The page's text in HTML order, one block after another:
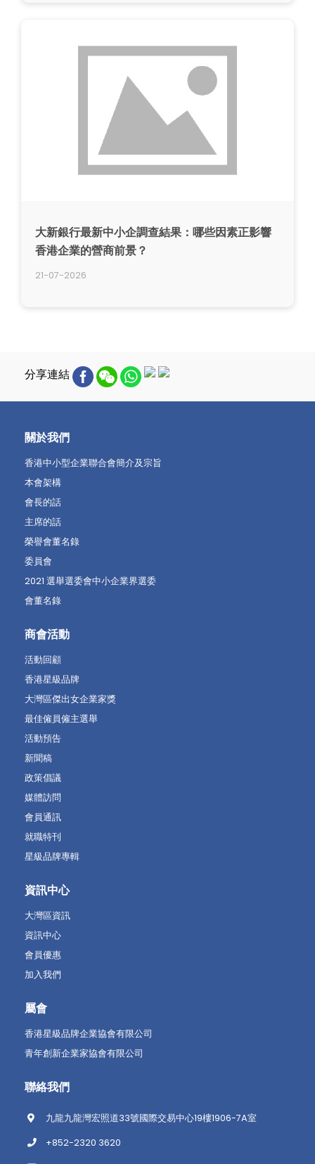
大新銀行最新中小企調查結果：哪些因素正影響
香港企業的營商前景？
21-07-2026
分享連結
關於我們
香港中小型企業聯合會簡介及宗旨
本會架構
會長的話
主席的話
榮譽會董名錄
委員會
2021 選舉選委會中小企業界選委
會董名錄
商會活動
活動回顧
香港星級品牌
大灣區傑出女企業家獎
最佳僱員僱主選舉
活動預告
新聞稿
政策倡議
媒體訪問
會員通訊
就職特刊
星級品牌專輯
資訊中心
大灣區資訊
資訊中心
會員優惠
加入我們
屬會
香港星級品牌企業協會有限公司
青年創新企業家協會有限公司
聯絡我們
九龍九龍灣宏照道33號國際交易中心19樓1906-7A室
+852-2320 3620